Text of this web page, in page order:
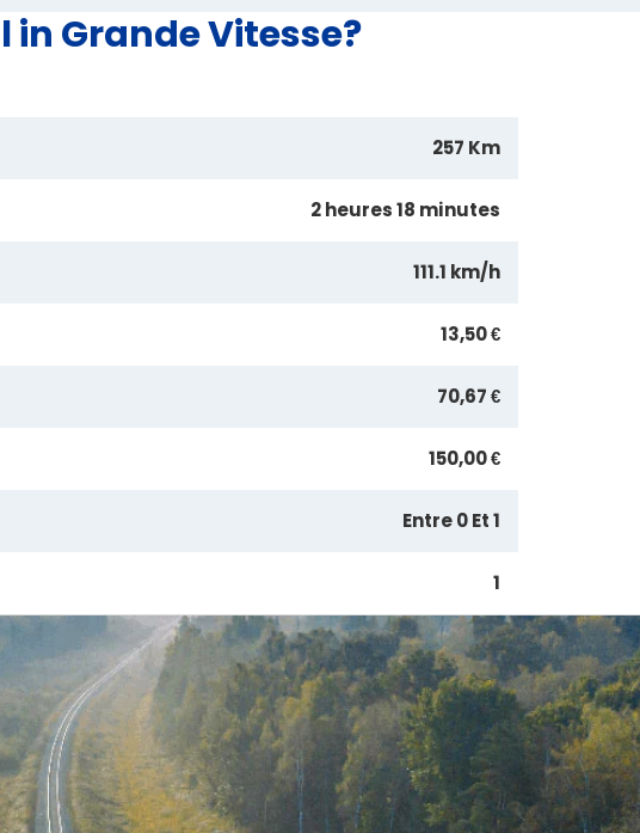
Grande Vitesse?
257 Km
2 heures 18 minutes
111.1 km/h
13,50 €
70,67 €
150,00 €
Entre 0 Et 1
1